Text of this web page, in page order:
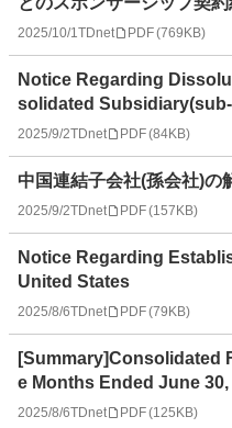
2025/10/1 TDnet PDF(769KB)
Notice Regarding
solidated
2025/9/2TDnet PDF(84KB)
中国連結子会社(孫会社)の
2025/9/2TDnet PDF(157KB)
Notice Regarding
United States
2025/8/6TDnet PDF(79KB)
[Summary]Consolidated
e Months Ended June
2025/8/6TDnet PDF(125KB)